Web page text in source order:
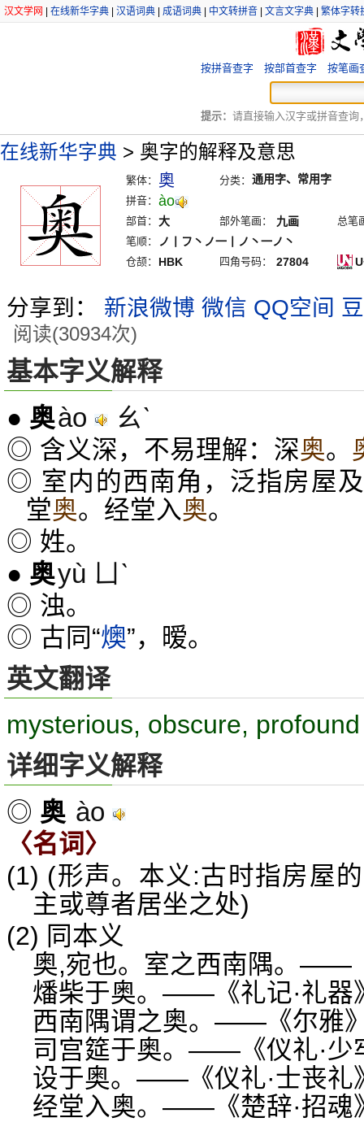
汉文学网 在线新华字典 汉语词典 成语词典 中文转拼音 文言文字典 繁体字转
按拼音查字 按部首查字 按笔画
提示： 请直接输入汉字或拼音查询
在线新华字典 > 奥字的解释及意思
繁体： 奧 分类： 通用字、常用字
拼音： ào
部首： 大 部外笔画： 九画
总笔
笔顺：
ノ丨フ丶ノ一丨ノ丶一ノ丶
仓颉： HBK 四角号码： 27804
分享到： 新浪微博 微信 QQ空间
阅读(30934次)
基本字义解释
● 奥ào ㄠˋ
◎ 含义深，不易理解：深奥。
◎ 室内的西南角，泛指房屋
堂奥。经堂入奥。
◎ 姓。
● 奥yù ㄩˋ
◎ 浊。
◎ 古同“燠”，暧。
英文翻译
mysterious, obscure, profound
详细字义解释
◎ 奥 ào
〈名词〉
(1) (形声。本义:古时指房屋
主或尊者居坐之处)
(2) 同本义
奥,宛也。室之西南隅。——
燔柴于奥。——《礼记·礼器
西南隅谓之奥。——《尔雅
司宫筵于奥。——《仪礼·少
设于奥。——《仪礼·士丧礼
经堂入奥。——《楚辞·招魂